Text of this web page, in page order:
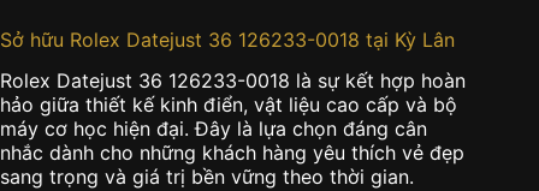
Sở hữu Rolex Datejust 36 126233-0018 tại Kỳ Lân
Rolex Datejust 36 126233-0018 là sự kết hợp hoàn
hảo giữa thiết kế kinh điển, vật liệu cao cấp và bộ
máy cơ học hiện đại. Đây là lựa chọn đáng cân
nhắc dành cho những khách hàng yêu thích vẻ đẹp
sang trọng và giá trị bền vững theo thời gian.